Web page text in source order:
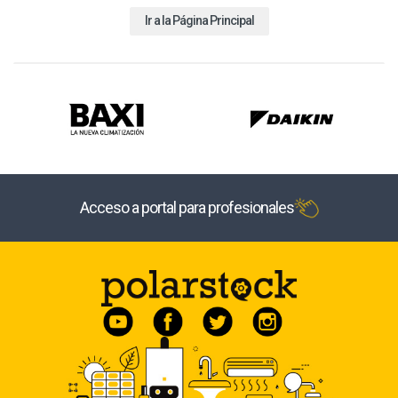
Ir a la Página Principal
Acceso a portal para profesionales